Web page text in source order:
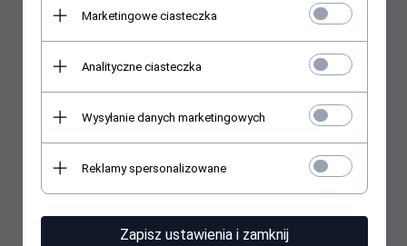
Polecamy
Marketingowe ciasteczka
Analityczne ciasteczka
Wysyłanie danych marketingowych
Reklamy spersonalizowane
Zapisz ustawienia i zamknij